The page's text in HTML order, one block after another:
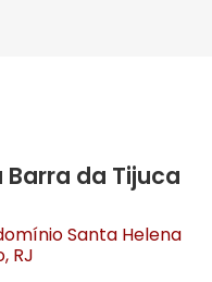
da Tijuca
Santa Helena
RJ